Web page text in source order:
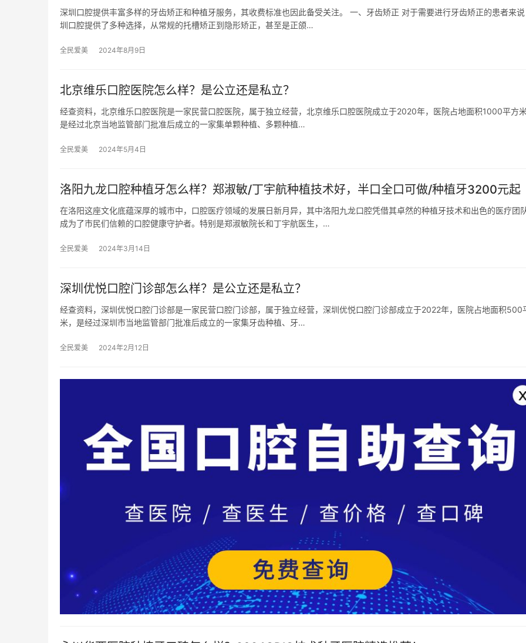
深圳口腔提供丰富多样的牙齿矫正和种植牙服务，其收费标准也因此备受关注。 一、牙齿矫正 对于需要进行牙齿矫正的患者来
圳口腔提供了多种选择，从常规的托槽矫正到隐形矫正，甚至是正颌…
全民爱美 2024年8月9日
北京维乐口腔医院怎么样？是公立还是私立？
经查资料，北京维乐口腔医院是一家民营口腔医院，属于独立经营，北京维乐口腔医院成立于2020年，医院占地面积1000平方
是经过北京当地监管部门批准后成立的一家集单颗种植、多颗种植…
全民爱美 2024年5月4日
洛阳九龙口腔种植牙怎么样？郑淑敏/丁宇航种植技术好，半口全口可做/种植牙3200元起
在洛阳这座文化底蕴深厚的城市中，口腔医疗领域的发展日新月异，其中洛阳九龙口腔凭借其卓然的种植牙技术和出色的医疗团
成为了市民们信赖的口腔健康守护者。特别是郑淑敏院长和丁宇航医生，…
全民爱美 2024年3月14日
深圳优悦口腔门诊部怎么样？是公立还是私立？
经查资料，深圳优悦口腔门诊部是一家民营口腔门诊部，属于独立经营，深圳优悦口腔门诊部成立于2022年，医院占地面积500
米，是经过深圳市当地监管部门批准后成立的一家集牙齿种植、牙…
全民爱美 2024年2月12日